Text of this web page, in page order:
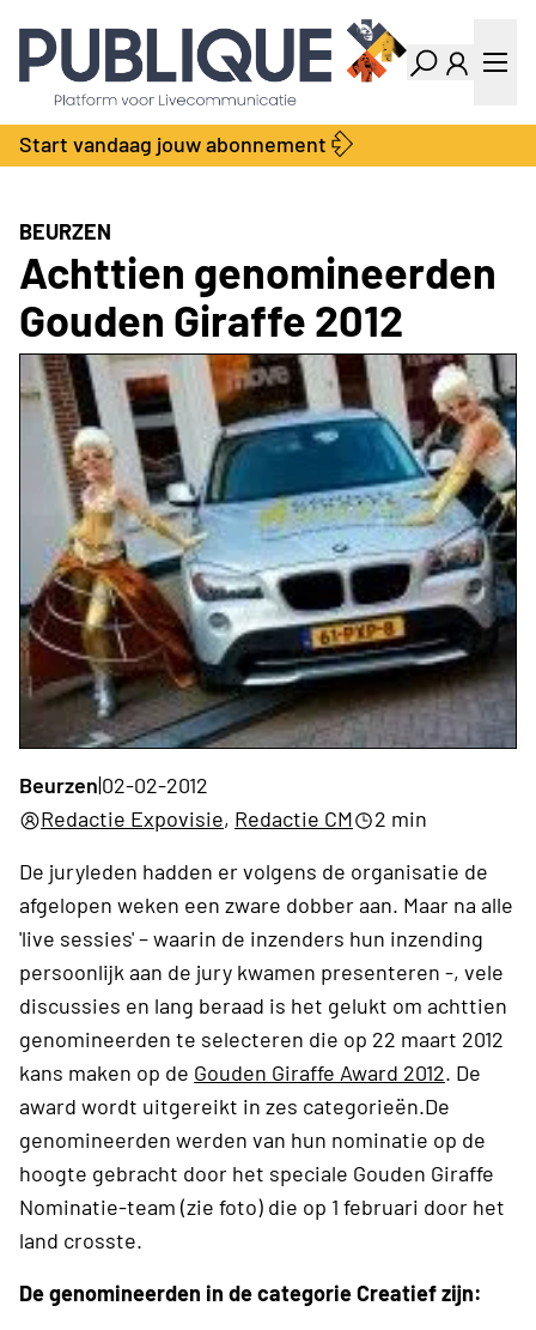
Industry Dashboard
Vacatures
Kalender
Producten
Bedrijvengids
Locatie Finder
Contact
Over ons
Adverteren
Abonnementen
Start vandaag jouw abonnement
BEURZEN
Achttien genomineerden
Gouden Giraffe 2012
Beurzen|02-02-2012
Redactie Expovisie, Redactie CM
2 min
De juryleden hadden er volgens de organisatie de
afgelopen weken een zware dobber aan. Maar na alle
'live sessies' – waarin de inzenders hun inzending
persoonlijk aan de jury kwamen presenteren -, vele
discussies en lang beraad is het gelukt om achttien
genomineerden te selecteren die op 22 maart 2012
kans maken op de Gouden Giraffe Award 2012. De
award wordt uitgereikt in zes categorieën.De
genomineerden werden van hun nominatie op de
hoogte gebracht door het speciale Gouden Giraffe
Nominatie-team (zie foto) die op 1 februari door het
land crosste.
De genomineerden in de categorie Creatief zijn: